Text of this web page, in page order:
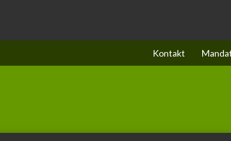
Kontakt